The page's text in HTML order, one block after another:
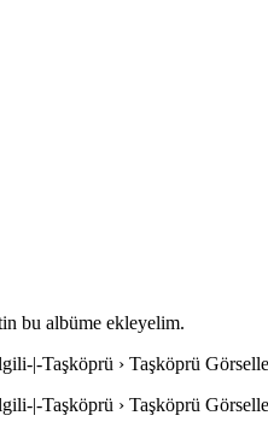
bu albüme ekleyelim.
|-Taşköprü › Taşköprü
|-Taşköprü › Taşköprü